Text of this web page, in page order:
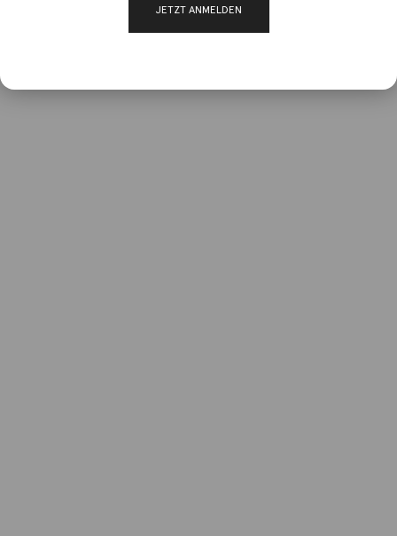
JETZT ANMELDEN